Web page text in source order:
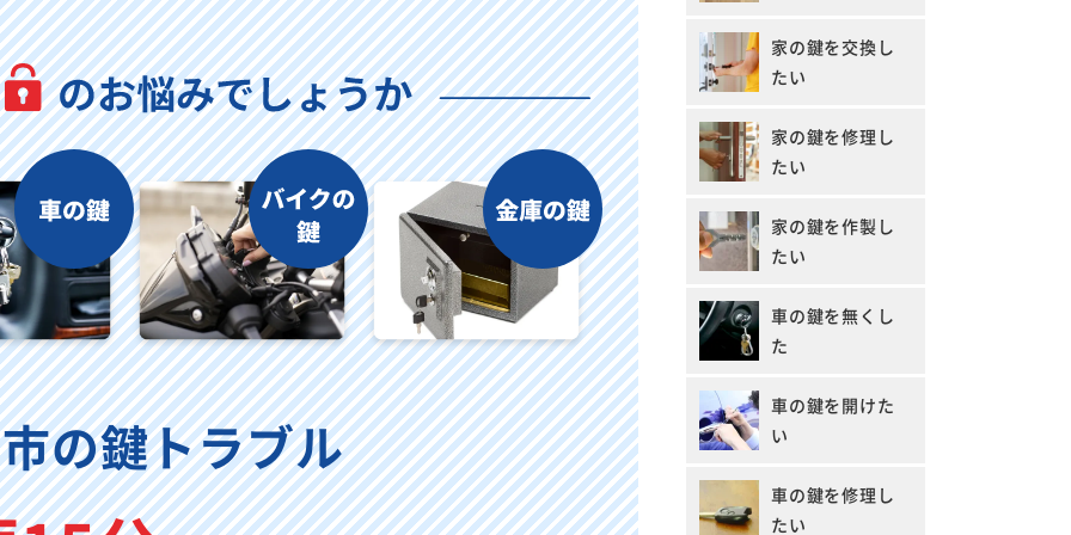
の鍵トラブル
家の鍵を交換し
たい
家の鍵を修理し
たい
家の鍵を作製し
たい
車の鍵を無くし
た
車の鍵を開けた
い
車の鍵を修理し
たい